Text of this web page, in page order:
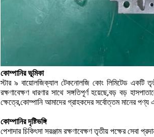
কোম্পানির ভূমিকা
স্টার ৯ বায়োলজিক্যাল টেকনোলজি কোং লিমিটেড একটি
রক্ষণাবেক্ষণ ধারণার সাথে সঙ্গতিপূর্ণ হয়েছে,বড় বড়
ক্ষেত্রে,কোম্পানি আমাদের গ্রাহকদের সর্বোত্তম মানের
কোম্পানির দৃষ্টিভঙ্গি
পেশাদার চিকিৎসা সরঞ্জাম রক্ষণাবেক্ষণ তৃতীয় পক্ষের সেবা